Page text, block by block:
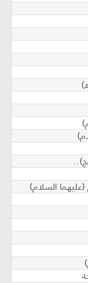
السلام)